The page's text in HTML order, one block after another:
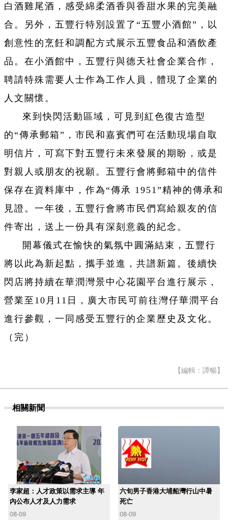
白酒雞尾酒，感受綿柔酒香與香甜水果的完美融
合。另外，五豐行特別設置了“五豐小酒館”，以
創意性的烹飪和調配方式展示五豐食品和酒飲產
品。在小酒館中，五豐行與德天社會企業合作，
聘請特殊需要人士作為工作人員，體現了企業的
人文關懷。
來到快閃活動區域，可見到紅色復古造型
的“傳承郵箱”，市民和嘉賓們可在活動現場自取
明信片，可寫下對五豐行未來發展的期盼，或是
對親人或朋友的祝願。五豐行會將郵箱中的信件
保存在資料庫中，作為“傳承 1951”精神的傳承和
見證。一年後，五豐行會將市民們寫給親友的信
件寄出，送上一份具有深刻意義的紀念。
開幕儀式在愉快的氣氛中圓滿結束，五豐行
將以此為新起點，攜手並進，共譜新篇。後續快
閃店將持續在華潤灣景中心花園平台進行展示，
營業至10月11日，廣大市民可前往灣仔華潤平台
進行參觀，一同感受五豐行的企業歷史及文化。
（完）
【編輯：譚暢】
相關新聞
李家超：人才政策以需求主導 年
內公布人才及人力需求
08-09
六旬男子香港大埔船灣行山中暑
死亡
08-09